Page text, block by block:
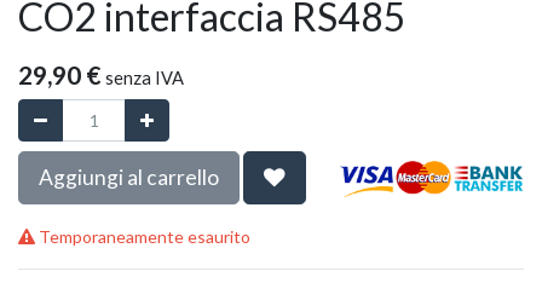
CO2 interfaccia RS485
29,90 € senza IVA
Aggiungi al carrello
Temporaneamente esaurito